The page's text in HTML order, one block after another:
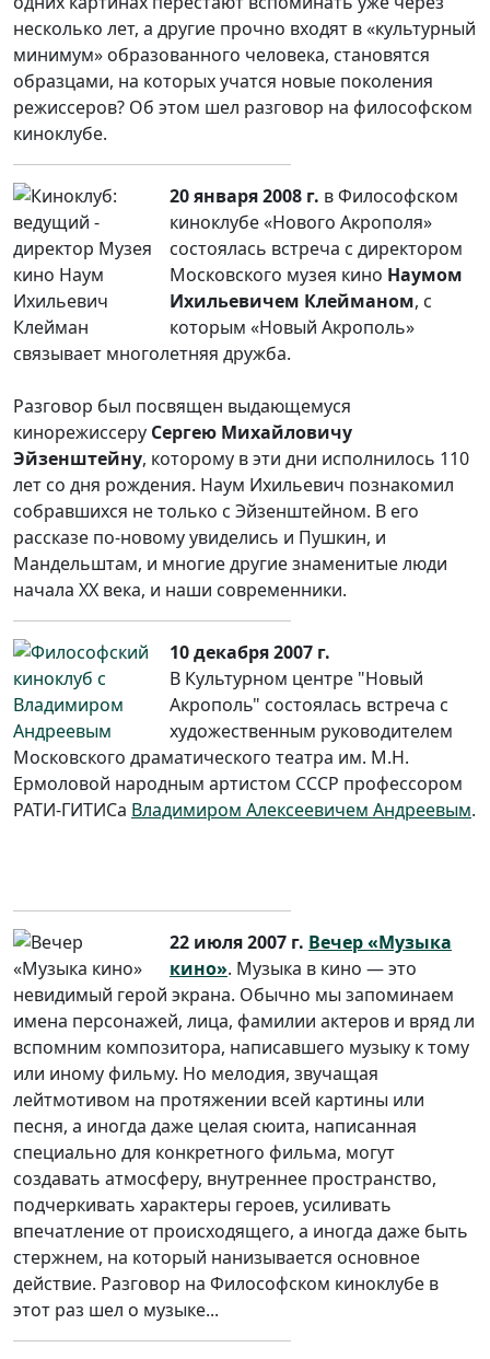
несколько лет, а другие прочно входят в «культурный
минимум» образованного человека, становятся
образцами, на которых учатся новые поколения
режиссеров? Об этом шел разговор на философском
киноклубе.
20 января 2008 г. в Философском
киноклубе «Нового Акрополя»
состоялась встреча с директором
Московского музея кино Наумом
Ихильевичем Клейманом, с
которым «Новый Акрополь»
связывает многолетняя дружба.
Разговор был посвящен выдающемуся
кинорежиссеру Сергею Михайловичу
Эйзенштейну, которому в эти дни исполнилось 110
лет со дня рождения. Наум Ихильевич познакомил
собравшихся не только с Эйзенштейном. В его
рассказе по-новому увиделись и Пушкин, и
Мандельштам, и многие другие знаменитые люди
начала XX века, и наши современники.
10 декабря 2007 г.
В Культурном центре "Новый
Акрополь" состоялась встреча с
художественным руководителем
Московского драматического театра им. М.Н.
Ермоловой народным артистом СССР профессором
РАТИ-ГИТИСа Владимиром Алексеевичем Андреевым.
22 июля 2007 г. Вечер «Музыка
кино». Музыка в кино — это
невидимый герой экрана. Обычно мы запоминаем
имена персонажей, лица, фамилии актеров и вряд ли
вспомним композитора, написавшего музыку к тому
или иному фильму. Но мелодия, звучащая
лейтмотивом на протяжении всей картины или
песня, а иногда даже целая сюита, написанная
специально для конкретного фильма, могут
создавать атмосферу, внутреннее пространство,
подчеркивать характеры героев, усиливать
впечатление от происходящего, а иногда даже быть
стержнем, на который нанизывается основное
действие. Разговор на Философском киноклубе в
этот раз шел о музыке...